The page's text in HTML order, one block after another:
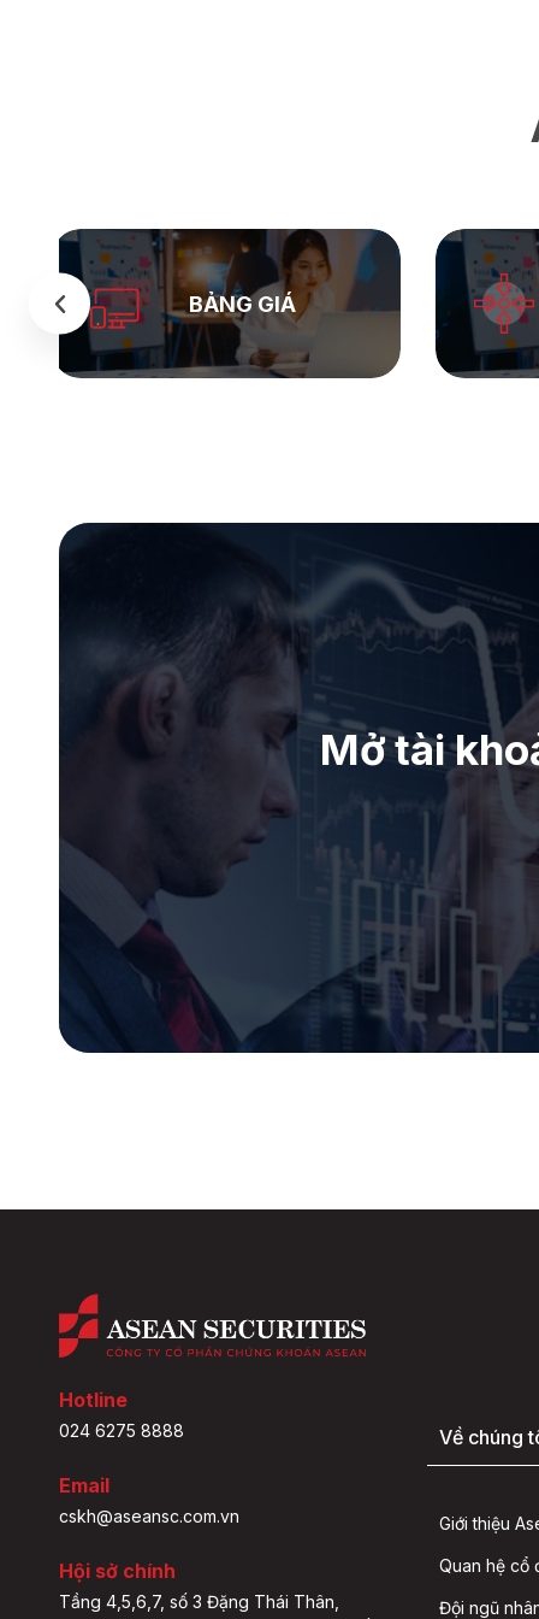
SEASTOCK
WEB
Mở tài
Hotline
024 6275 8888
Email
cskh@aseansc.com.vn
Hội sở chính
Tầng 4,5,6,7, số 3 Đặng Thái Thân,
Về chúng
Giới thiệu
Quan hệ cổ
Đội ngũ